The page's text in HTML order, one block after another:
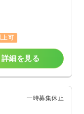
上可
詳細を見る
一時募集休止